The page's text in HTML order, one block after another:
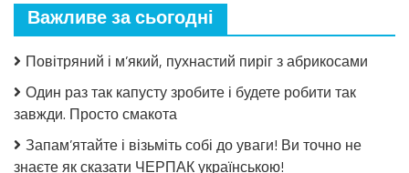
Салат
огірків
томатній
стерилізації!
Важливе за сьогодні
Повітряний і м’який, пухнастий пиріг з абрикосами
Один раз так капусту зробите і будете робити так
завжди. Просто смакота
Запам’ятайте і візьміть собі до уваги! Ви точно не
знаєте як сказати ЧЕРПАК українською!